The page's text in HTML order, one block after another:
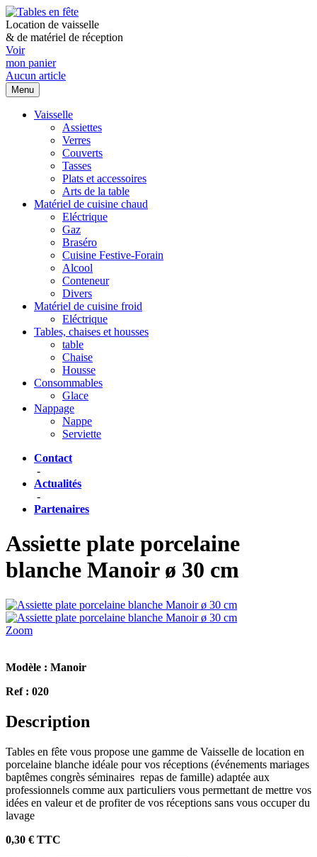
Location de vaisselle
& de matériel de réception
Voir
mon panier
Aucun article
Menu
Vaisselle
Assiettes
Verres
Couverts
Tasses
Plats et accessoires
Arts de la table
Matériel de cuisine chaud
Eléctrique
Gaz
Braséro
Cuisine Festive-Forain
Alcool
Conteneur
Divers
Matériel de cuisine froid
Eléctrique
Tables, chaises et housses
table
Chaise
Housse
Consommables
Glace
Nappage
Nappe
Serviette
Contact
-
Actualités
-
Partenaires
Assiette plate porcelaine
blanche Manoir ø 30 cm
Zoom
Modèle : Manoir
Ref : 020
Description
Tables en fête vous propose une gamme de Vaisselle de location en
porcelaine blanche idéale pour vos réceptions (événements mariages
baptêmes congrès séminaires repas de famille) adaptée aux
professionnels comme aux particuliers vous permettant de mettre vos
idées en valeur et de profiter de vos réceptions sans vous occuper du
lavage
0,30 € TTC